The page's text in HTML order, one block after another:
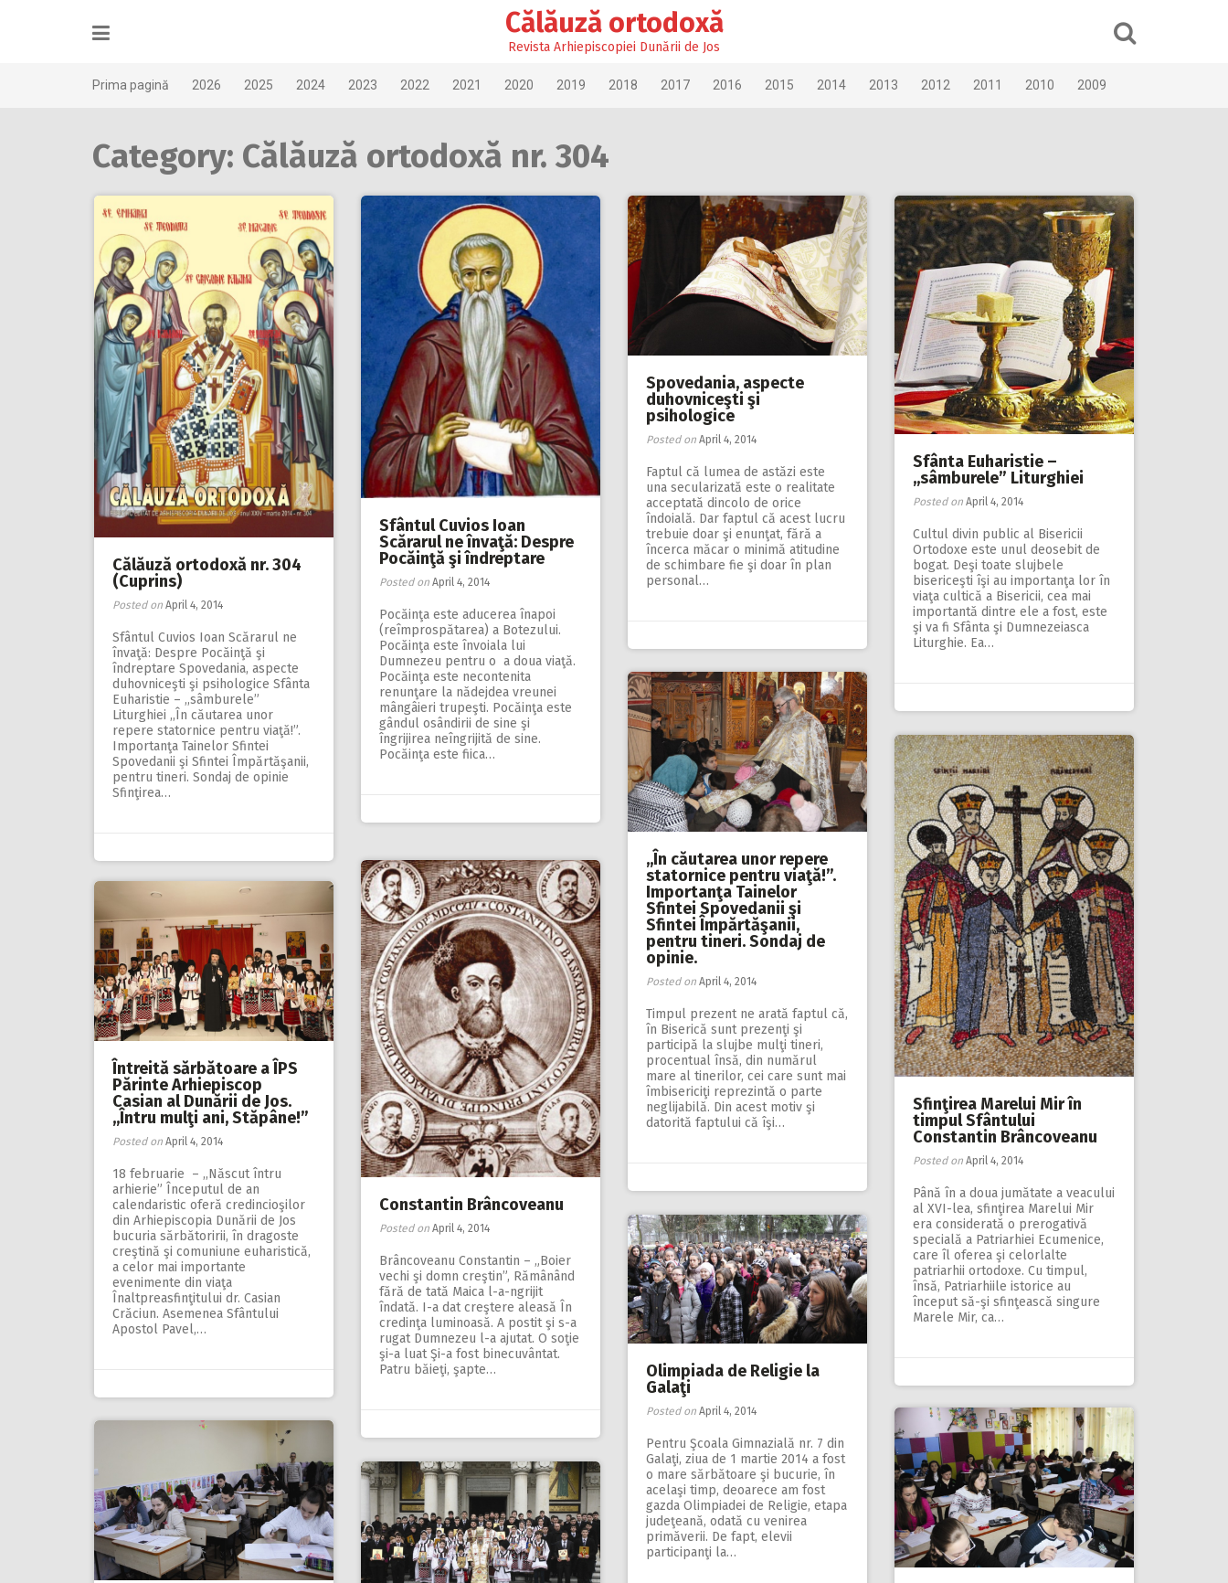
Călăuză ortodoxă
Revista Arhiepiscopiei Dunării de Jos
Prima pagină 2026 2025 2024 2023 2022 2021 2020 2019 2018 2017 2016 2015 2014 2013 2012 2011 2010 2009
Category: Călăuză ortodoxă nr. 304
Călăuză ortodoxă nr. 304
(Cuprins)
Posted on April 4, 2014
Sfântul Cuvios Ioan Scărarul ne
învaţă: Despre Pocăinţă şi
îndreptare Spovedania, aspecte
duhovniceşti şi psihologice Sfânta
Euharistie – ,,sâmburele”
Liturghiei ,,În căutarea unor
repere statornice pentru viaţă!”.
Importanţa Tainelor Sfintei
Spovedanii şi Sfintei Împărtăşanii,
pentru tineri. Sondaj de opinie
Sfinţirea…
Sfântul Cuvios Ioan
Scărarul ne învaţă: Despre
Pocăinţă şi îndreptare
Posted on April 4, 2014
Pocăinţa este aducerea înapoi
(reîmprospătarea) a Botezului.
Pocăinţa este învoiala lui
Dumnezeu pentru o a doua viaţă.
Pocăinţa este necontenita
renunţare la nădejdea vreunei
mângâieri trupeşti. Pocăinţa este
gândul osândirii de sine şi
îngrijirea neîngrijită de sine.
Pocăinţa este fiica…
Spovedania, aspecte
duhovniceşti şi
psihologice
Posted on April 4, 2014
Faptul că lumea de astăzi este
una secularizată este o realitate
acceptată dincolo de orice
îndoială. Dar faptul că acest lucru
trebuie doar şi enunţat, fără a
încerca măcar o minimă atitudine
de schimbare fie şi doar în plan
personal…
Sfânta Euharistie –
,,sâmburele” Liturghiei
Posted on April 4, 2014
Cultul divin public al Bisericii
Ortodoxe este unul deosebit de
bogat. Deşi toate slujbele
bisericeşti îşi au importanţa lor în
viaţa cultică a Bisericii, cea mai
importantă dintre ele a fost, este
şi va fi Sfânta şi Dumnezeiasca
Liturghie. Ea…
,,În căutarea unor repere
statornice pentru viaţă!”.
Importanţa Tainelor
Sfintei Spovedanii şi
Sfintei Împărtăşanii,
pentru tineri. Sondaj de
opinie.
Posted on April 4, 2014
Timpul prezent ne arată faptul că,
în Biserică sunt prezenţi şi
participă la slujbe mulţi tineri,
procentual însă, din numărul
mare al tinerilor, cei care sunt mai
îmbisericiţi reprezintă o parte
neglijabilă. Din acest motiv şi
datorită faptului că îşi…
Sfinţirea Marelui Mir în
timpul Sfântului
Constantin Brâncoveanu
Posted on April 4, 2014
Până în a doua jumătate a veacului
al XVI-lea, sfinţirea Marelui Mir
era considerată o prerogativă
specială a Patriarhiei Ecumenice,
care îl oferea şi celorlalte
patriarhii ortodoxe. Cu timpul,
însă, Patriarhiile istorice au
început să-şi sfinţească singure
Marele Mir, ca…
Constantin Brâncoveanu
Posted on April 4, 2014
Brâncoveanu Constantin – „Boier
vechi şi domn creştin”, Rămânând
fără de tată Maica l-a-ngrijit
îndată. I-a dat creştere aleasă În
credinţa luminoasă. A postit şi s-a
rugat Dumnezeu l-a ajutat. O soţie
şi-a luat Şi-a fost binecuvântat.
Patru băieţi, şapte…
Întreită sărbătoare a ÎPS
Părinte Arhiepiscop
Casian al Dunării de Jos.
,,Întru mulţi ani, Stăpâne!”
Posted on April 4, 2014
18 februarie – ,,Născut întru
arhierie” Începutul de an
calendaristic oferă credincioşilor
din Arhiepiscopia Dunării de Jos
bucuria sărbătoririi, în dragoste
creştină şi comuniune euharistică,
a celor mai importante
evenimente din viaţa
Înaltpreasfinţitului dr. Casian
Crăciun. Asemenea Sfântului
Apostol Pavel,…
Olimpiada de Religie la
Galaţi
Posted on April 4, 2014
Pentru Şcoala Gimnazială nr. 7 din
Galaţi, ziua de 1 martie 2014 a fost
o mare sărbătoare şi bucurie, în
acelaşi timp, deoarece am fost
gazda Olimpiadei de Religie, etapa
judeţeană, odată cu venirea
primăverii. De fapt, elevii
participanţi la…